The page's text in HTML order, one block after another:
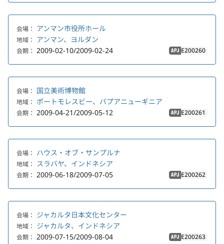
会場： アンマン市役所ホール
地域： アンマン、ヨルダン
会期： 2009-02-10/2009-02-24 APJ E200260
会場： 国立美術博物館
地域： ポートモレスビー、パプアニューギニア
会期： 2009-04-21/2009-05-12 APJ E200261
会場： ハウス・オブ・サンプルナ
地域： スラバヤ、インドネシア
会期： 2009-06-18/2009-07-05 APJ E200262
会場： ジャカルタ日本文化センター
地域： ジャカルタ、インドネシア
会期： 2009-07-15/2009-08-04 APJ E200263